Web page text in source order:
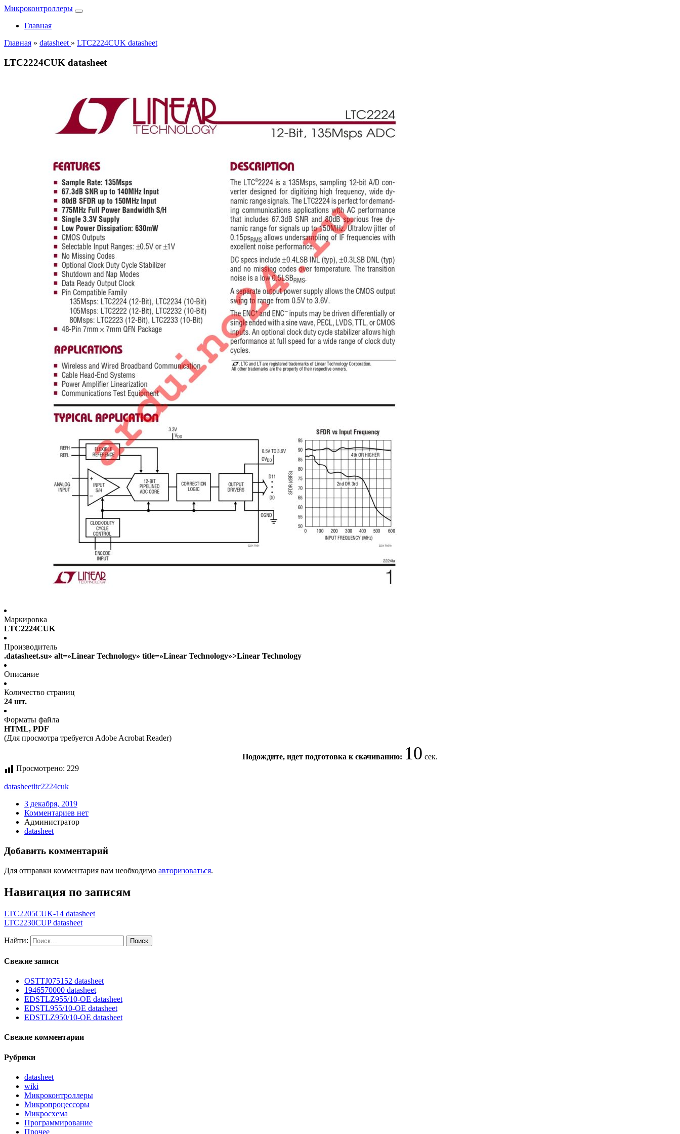
Микроконтроллеры
Главная
Главная » datasheet » LTC2224CUK datasheet
LTC2224CUK datasheet
Маркировка
LTC2224CUK
Производитель
.datasheet.su» alt=»Linear Technology» title=»Linear Technology»>Linear Technology
Описание
Количество страниц
24 шт.
Форматы файла
HTML, PDF
(Для просмотра требуется Adobe Acrobat Reader)
Подождите, идет подготовка к скачиванию: 10 сек.
Просмотрено: 229
datasheetltc2224cuk
3 декабря, 2019
Комментариев нет
Администратор
datasheet
Добавить комментарий
Для отправки комментария вам необходимо авторизоваться.
Навигация по записям
LTC2205CUK-14 datasheet
LTC2230CUP datasheet
Найти:
Свежие записи
OSTTJ075152 datasheet
1946570000 datasheet
EDSTLZ955/10-OE datasheet
EDSTL955/10-OE datasheet
EDSTLZ950/10-OE datasheet
Свежие комментарии
Рубрики
datasheet
wiki
Микроконтроллеры
Микропроцессоры
Микросхема
Программирование
Прочее